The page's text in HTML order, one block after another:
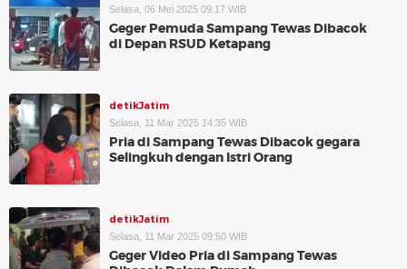
Selasa, 06 Mei 2025 09:17 WIB
Geger Pemuda Sampang Tewas Dibacok
di Depan RSUD Ketapang
detikJatim
Selasa, 11 Mar 2025 14:35 WIB
Pria di Sampang Tewas Dibacok gegara
Selingkuh dengan Istri Orang
detikJatim
Selasa, 11 Mar 2025 09:50 WIB
Geger Video Pria di Sampang Tewas